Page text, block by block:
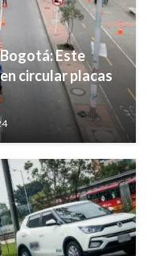
Este
circular placas